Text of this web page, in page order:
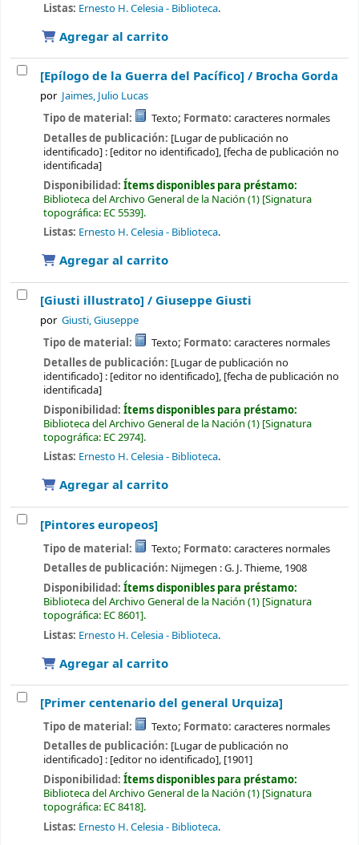
Listas: Ernesto H. Celesia - Biblioteca.
Agregar al carrito
[Epílogo de la Guerra del Pacífico] / Brocha Gorda
por Jaimes, Julio Lucas
Tipo de material: Texto; Formato:caracteres normales
Detalles de publicación: [Lugar de publicación no
identificado] : [editor no identificado], [fecha de publicación no
identificada]
Disponibilidad: Ítems disponibles para préstamo:
Biblioteca del Archivo General de la Nación (1) Signatura
topográfica: EC 5539 .
Listas: Ernesto H. Celesia - Biblioteca.
Agregar al carrito
[Giusti illustrato] / Giuseppe Giusti
por Giusti, Giuseppe
Tipo de material: Texto; Formato:caracteres normales
Detalles de publicación: [Lugar de publicación no
identificado] : [editor no identificado], [fecha de publicación no
identificada]
Disponibilidad: Ítems disponibles para préstamo:
Biblioteca del Archivo General de la Nación (1) Signatura
topográfica: EC 2974 .
Listas: Ernesto H. Celesia - Biblioteca.
Agregar al carrito
[Pintores europeos]
Tipo de material: Texto; Formato:caracteres normales
Detalles de publicación: Nijmegen :G. J. Thieme, 1908
Disponibilidad: Ítems disponibles para préstamo:
Biblioteca del Archivo General de la Nación (1) Signatura
topográfica: EC 8601 .
Listas: Ernesto H. Celesia - Biblioteca.
Agregar al carrito
[Primer centenario del general Urquiza]
Tipo de material: Texto; Formato:caracteres normales
Detalles de publicación: [Lugar de publicación no
identificado] : [editor no identificado], [1901]
Disponibilidad: Ítems disponibles para préstamo:
Biblioteca del Archivo General de la Nación (1) Signatura
topográfica: EC 8418 .
Listas: Ernesto H. Celesia - Biblioteca.